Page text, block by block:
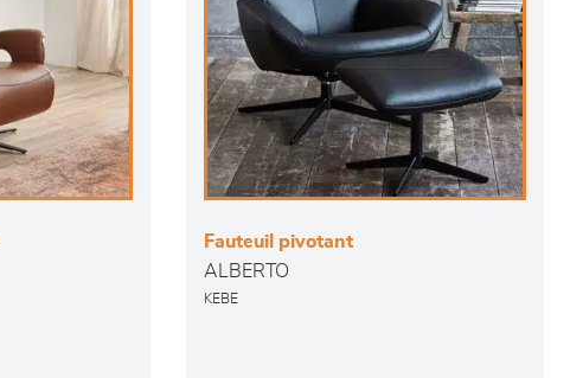
Fauteuil pivotant
ALBERTO
KEBE